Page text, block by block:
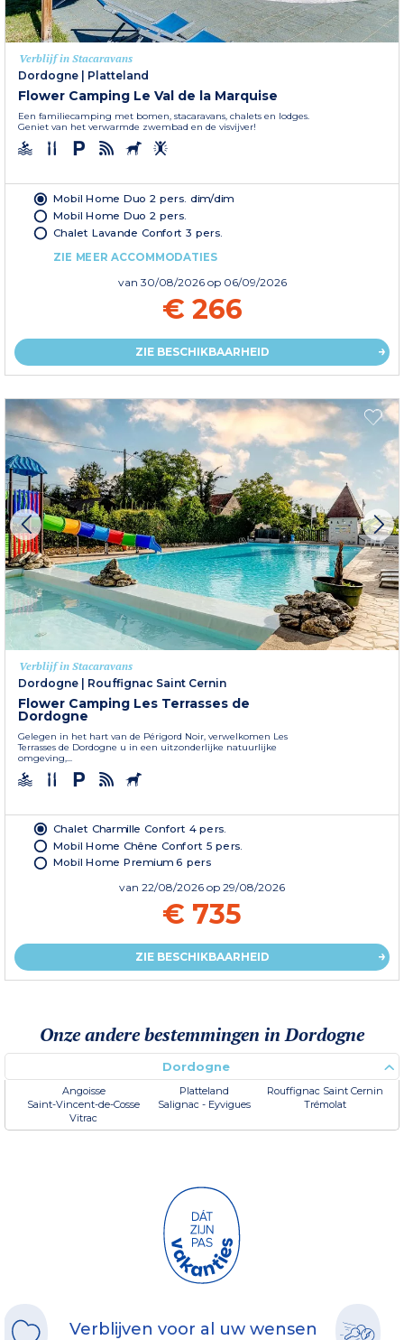
Verblijf in Stacaravans
Dordogne
Platteland
Flower Camping Le Val de la Marquise
Een familiecamping met bomen, stacaravans, chalets en lodges.
Geniet van het verwarmde zwembad en de visvijver!
Mobil Home Duo 2 pers. dim/dim
Mobil Home Duo 2 pers.
Chalet Lavande Confort 3 pers.
ZIE MEER ACCOMMODATIES
van 30/08/2026 op 06/09/2026
€ 266
ZIE BESCHIKBAARHEID
Verblijf in Stacaravans
Dordogne
Rouffignac Saint Cernin
Flower Camping Les Terrasses de
Dordogne
Gelegen in het hart van de Périgord Noir, verwelkomen Les
Terrasses de Dordogne u in een uitzonderlijke natuurlijke
omgeving,...
Chalet Charmille Confort 4 pers.
Mobil Home Chêne Confort 5 pers.
Mobil Home Premium 6 pers
van 22/08/2026 op 29/08/2026
€ 735
ZIE BESCHIKBAARHEID
Onze andere bestemmingen in Dordogne
Dordogne
Angoisse Platteland
Rouffignac Saint Cernin
Saint-Vincent-de-Cosse
Salignac - Eyvigues
Trémolat
Vitrac
Verblijven voor al uw wensen